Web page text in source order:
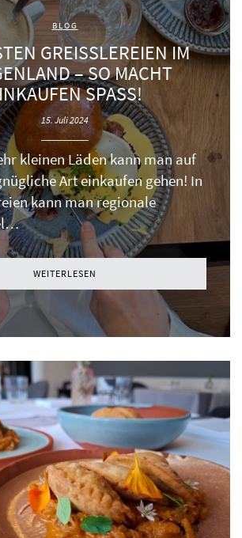
BLOG
GREISSLEREIEN IM B
– SO MACHT
SPASS!
15. Juli 2024
kleinen Läden kann man auf
Art einkaufen gehen! In
kann man regionale
WEITERLESEN